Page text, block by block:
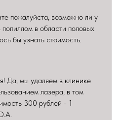
пожалуйста, возможно ли у
в области половых
бы узнать стоимость.
Да, мы удаляем в клинике
лазера, в том
300 рублей - 1